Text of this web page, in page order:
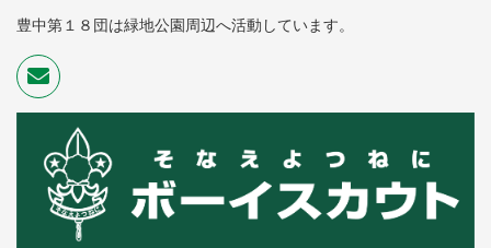
豊中第１８団は緑地公園周辺へ活動しています。